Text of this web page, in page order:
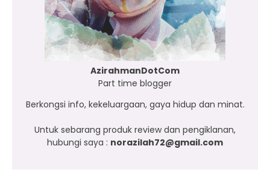
AzirahmanDotCom
Part time blogger
Berkongsi info, kekeluargaan, gaya hidup dan minat.
Untuk sebarang produk review dan pengiklanan,
hubungi saya : norazilah72@gmail.com